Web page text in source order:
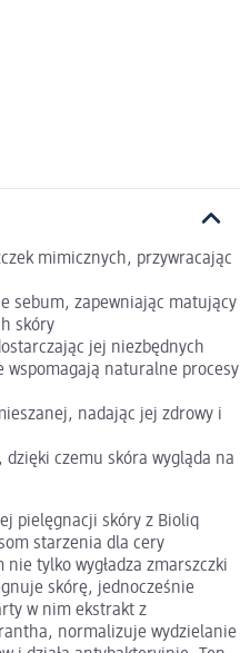
mimicznych, przywracając
sebum, zapewniając matujący
skóry
jej niezbędnych
wspomagają naturalne procesy
nadając jej zdrowy i
czemu skóra wygląda na
pielęgnacji skóry z Bioliq
starzenia dla cery
tylko wygładza zmarszczki
skórę, jednocześnie
w nim ekstrakt z
normalizuje wydzielanie